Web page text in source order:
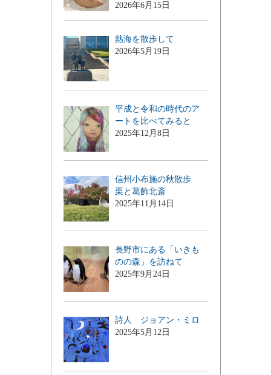
2026年6月15日
熱海を散歩して
2026年5月19日
平成と令和の時代のア
ートを比べてみると
2025年12月8日
信州小布施の秋散歩
栗と葛飾北斎
2025年11月14日
長野市にある「いきも
のの森」を訪ねて
2025年9月24日
詩人 ジョアン・ミロ
2025年5月12日